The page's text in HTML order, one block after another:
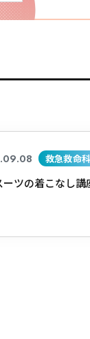
救急救命科
ツの着こなし講